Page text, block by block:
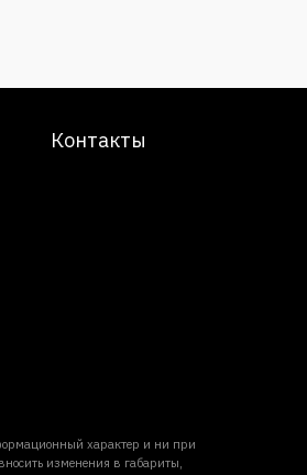
Контакты
характер и ни при
изменения в габариты,